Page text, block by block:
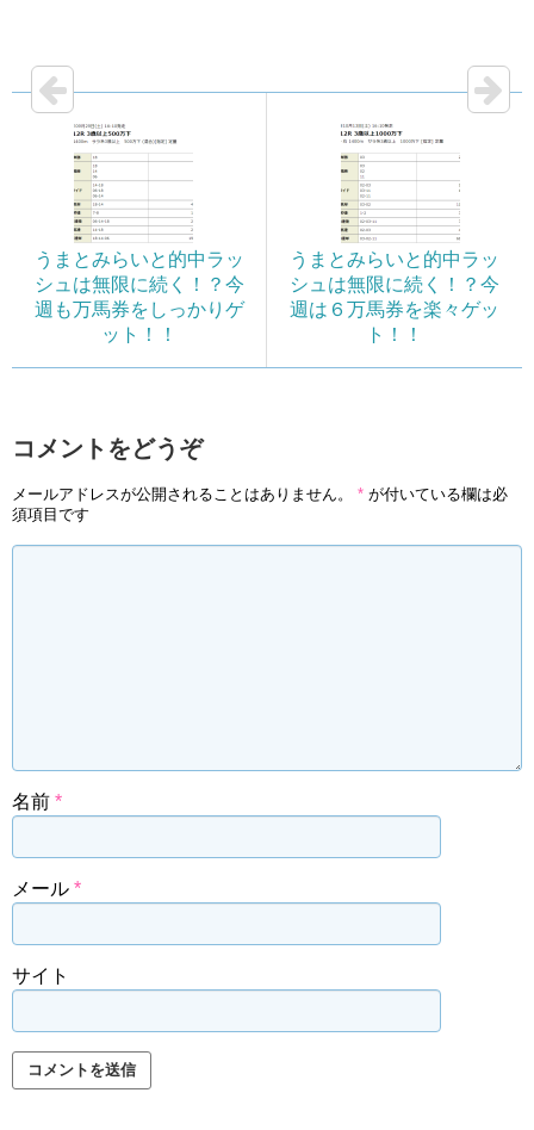
うまとみらいと的中ラッ
シュは無限に続く！？今
週も万馬券をしっかりゲ
ット！！
うまとみらいと的中ラッ
シュは無限に続く！？今
週は６万馬券を楽々ゲッ
ト！！
コメントをどうぞ
メールアドレスが公開されることはありません。 * が付いている欄は必
須項目です
名前 *
メール *
サイト